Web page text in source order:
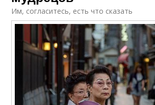
Им, согласитесь, есть что сказать